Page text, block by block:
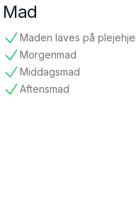
Mad
Maden laves på
tilgængelig
Morgenmad
tilgængelig
Middagsmad
tilgængelig
Aftensmad
tilgængelig